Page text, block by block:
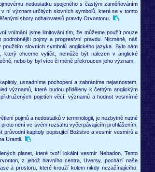
nedostatku spojeného s častým zaměňováním
ní význam určitých slovních symbolů, které se v tomto
sbory odhalovatelů pravdy Orvontonu.
vnímání jsme limitováni tím, že můžeme použít pouze
pojmy a progresivní pravdu. Nicméně, náš
slovních symbolů anglického jazyka. Bylo nám
který chceme vylíčit, nemůže být nalezen v anglické
nebo by byl více či méně překroucen jeho význam.
usnadníme pochopení a zabráníme nejasnostem,
významů, které budou přiděleny k četným anglickým
pojetích věcí, významů a hodnot vesmírné
pojmů a nedostatků v terminologii, je nezbytně nutné
není ve svém rozsahu vyčerpávajícím prohlášením,
průvodní kapitoly popisující Božstvo a vesmír vesmírů a
Urantii.
planet, které tvoří lokální vesmír Nebadon. Tento
z jehož hlavního centra, Uversy, pochází naše
a prostoru, které krouží kolem nikdy nezačínajícího,